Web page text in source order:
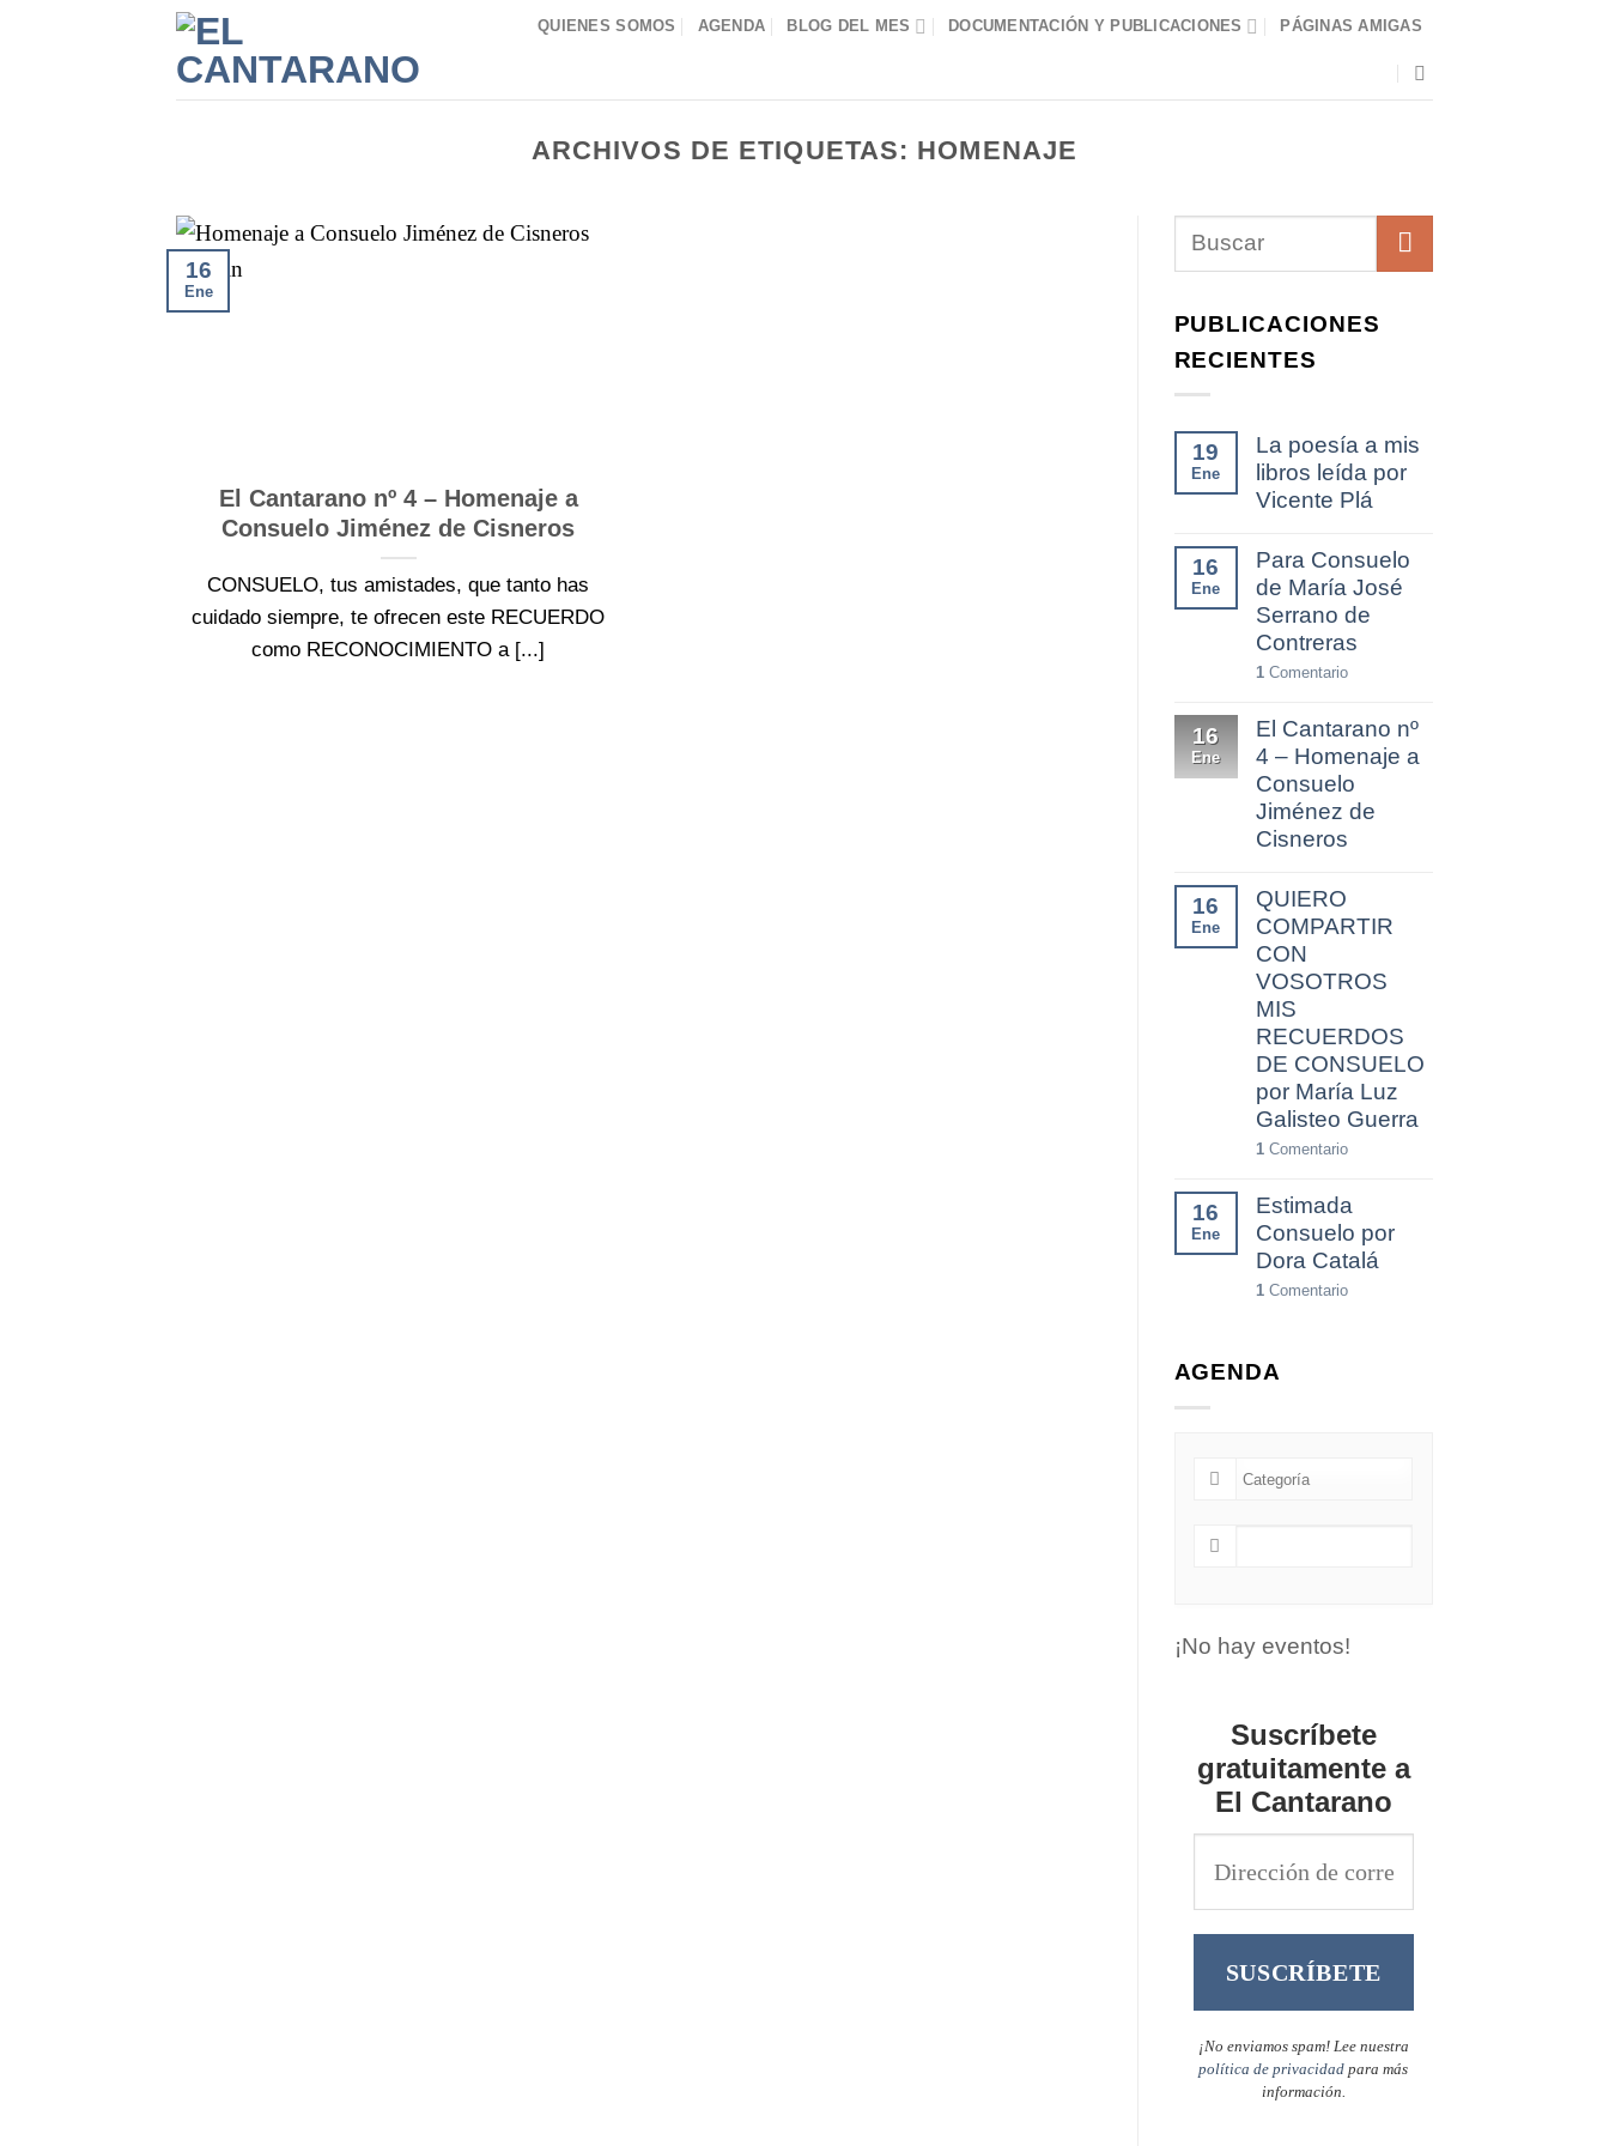
QUIENES SOMOS AGENDA BLOG DEL MES DOCUMENTACIÓN Y PUBLICACIONES PÁGINAS AMIGAS
ARCHIVOS DE ETIQUETAS: HOMENAJE
El Cantarano nº 4 – Homenaje a
Consuelo Jiménez de Cisneros
CONSUELO, tus amistades, que tanto has
cuidado siempre, te ofrecen este RECUERDO
como RECONOCIMIENTO a [...]
16
Ene
PUBLICACIONES
RECIENTES
19
Ene
La poesía a mis
libros leída por
Vicente Plá
16
Ene
Para Consuelo
de María José
Serrano de
Contreras
1Comentario
16
Ene
El Cantarano nº
4 – Homenaje a
Consuelo
Jiménez de
Cisneros
16
Ene
QUIERO
COMPARTIR
CON
VOSOTROS
MIS
RECUERDOS
DE CONSUELO
por María Luz
Galisteo Guerra
1Comentario
16
Ene
Estimada
Consuelo por
Dora Catalá
1Comentario
AGENDA
¡No hay eventos!
Suscríbete
gratuitamente a
El Cantarano
¡No enviamos spam! Lee nuestra
política de privacidad para más
información.